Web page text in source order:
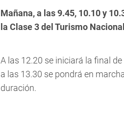
Mañana, a las 9.45, 10.10 y
la Clase 3 del Turismo
A las 12.20 se iniciará la final
a las 13.30 se pondrá en
duración.